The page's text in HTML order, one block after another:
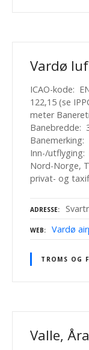
Vardø
ICAO-kode:
122,15 (se
meter
Banebredde:
Banemerking:
Inn-/utflyging:
Nord-Norge,
privat- og
ADRESSE
WEB Vardø
TROMS OG
Valle,